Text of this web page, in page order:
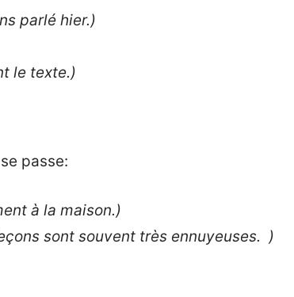
parlé hier.)
le texte.)
passe:
à la maison.)
sont souvent très ennuyeuses. )